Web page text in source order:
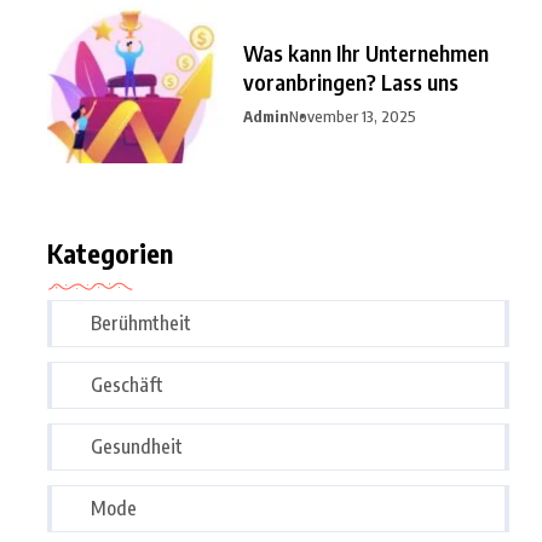
Was kann Ihr Unternehmen
voranbringen? Lass uns
AdminNovember 13, 2025
Kategorien
Berühmtheit
Geschäft
Gesundheit
Mode